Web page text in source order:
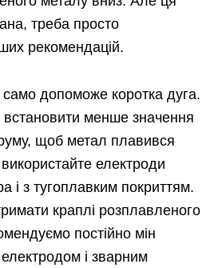
треба просто
рекомендацій.
само допоможе коротка дуга.
менше значення
щоб метал плавився
електроди
і з тугоплавким покриттям.
краплі розплавленого
постійно мін
і зварним